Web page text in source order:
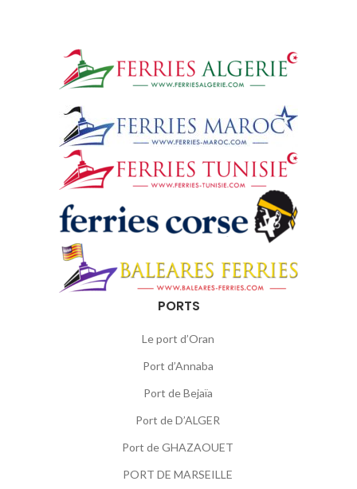
PORTS
Le port d’Oran
Port d’Annaba
Port de Bejaïa
Port de D’ALGER
Port de GHAZAOUET
PORT DE MARSEILLE